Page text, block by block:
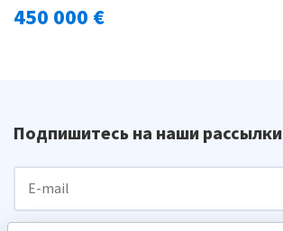
450 000 €
Подпишитесь на наши рассылки